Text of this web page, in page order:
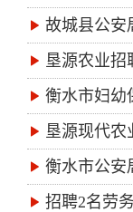
故城县公安
垦源农业招
衡水市妇幼
垦源现代农
衡水市公安
招聘2名劳